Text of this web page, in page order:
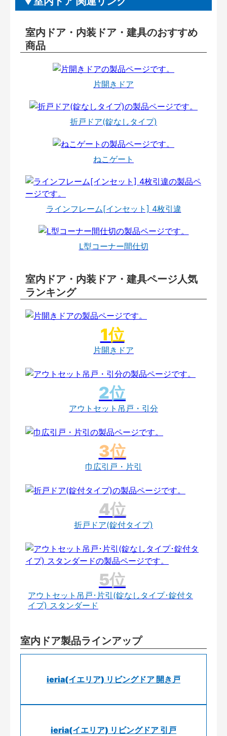
室内ドア・内装ドア・建具のおすすめ
商品
片開きドア
折戸ドア(錠なしタイプ)
ねこゲート
ラインフレーム[インセット] 4枚引違
L型コーナー間仕切
室内ドア・内装ドア・建具ページ人気
ランキング
片開きドア
アウトセット吊戸・引分
巾広引戸・片引
折戸ドア(錠付タイプ)
アウトセット吊戸･片引(錠なしタイプ･錠付タ
イプ) スタンダード
室内ドア製品ラインアップ
ieria(イエリア) リビングドア 開き戸
ieria(イエリア) リビングドア 引戸